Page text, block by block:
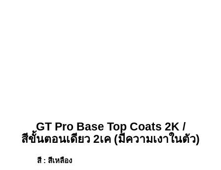
GT Pro Base Top Coats 2K /
สีขั้นตอนเดียว 2เค (มีความเงาในตัว)
สี : สีเหลือง